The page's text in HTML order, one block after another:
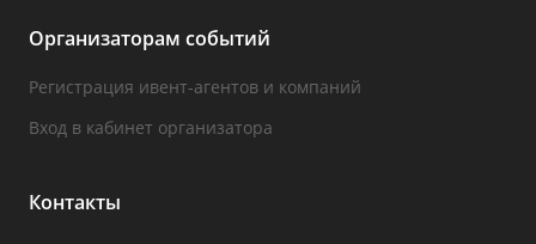
Организаторам событий
Регистрация ивент-агентов и компаний
Вход в кабинет организатора
Контакты